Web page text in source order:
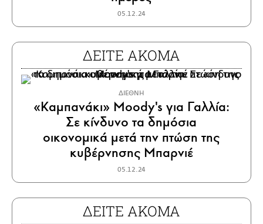
05.12.24
ΔΕΙΤΕ ΑΚΟΜΑ
ΔΙΕΘΝΗ
«Καμπανάκι» Moody's για Γαλλία:
Σε κίνδυνο τα δημόσια
οικονομικά μετά την πτώση της
κυβέρνησης Μπαρνιέ
05.12.24
ΔΕΙΤΕ ΑΚΟΜΑ